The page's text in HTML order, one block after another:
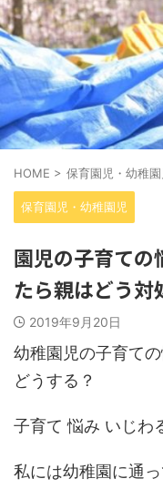
HOME > 保育園児・幼稚園
保育園児・幼稚園児
園児の子育ての
たら親はどう対
2019年9月20日
幼稚園児の子育て
どうする？
子育て 悩み いじわ
私には幼稚園に通